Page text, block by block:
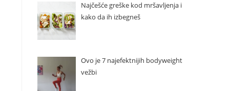
Najčešće greške kod mršavljenja i
kako da ih izbegneš
Ovo je 7 najefektnijih bodyweight
vežbi